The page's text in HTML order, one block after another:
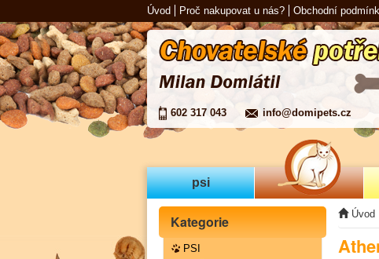
Úvod Proč nakupovat u nás? Obchodní
602 317 043 info@domipets.cz
psi
Kategorie
PSI
Úvod